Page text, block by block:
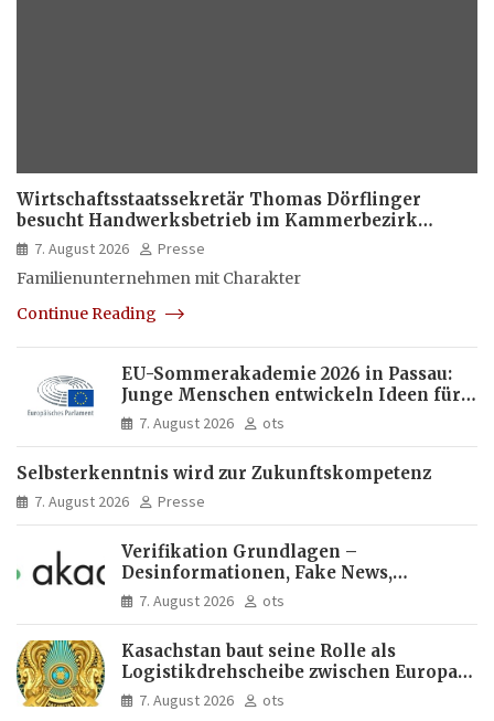
Wirtschaftsstaatssekretär Thomas Dörflinger
besucht Handwerksbetrieb im Kammerbezirk
Freiburg
7. August 2026
Presse
Familienunternehmen mit Charakter
Continue Reading
EU-Sommerakademie 2026 in Passau:
Junge Menschen entwickeln Ideen für
Europas Zukunft
7. August 2026 ots
Selbsterkenntnis wird zur Zukunftskompetenz
7. August 2026 Presse
Verifikation Grundlagen –
Desinformationen, Fake News,
manipulierte Inhalte | dpa-Akademie
7. August 2026 ots
Kasachstan baut seine Rolle als
Logistikdrehscheibe zwischen Europa
und Asien aus
7. August 2026 ots